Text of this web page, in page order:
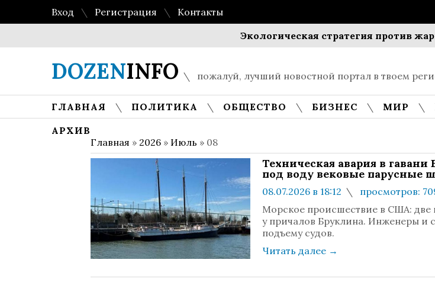
Вход Регистрация
Контакты
Экологическая стратегия против жары:
DOZENINFO пожалуй, лучший новостной портал в твоем
ГЛАВНАЯ ПОЛИТИКА ОБЩЕСТВО БИЗНЕС МИР
АРХИВ
Главная » 2026 » Июль » 08
Техническая авария в
под воду вековые парусные
08.07.2026 в 18:12 просмотров:
Морское происшествие в США: две
у причалов Бруклина. Инженеры и
подъему судов.
Читать далее →